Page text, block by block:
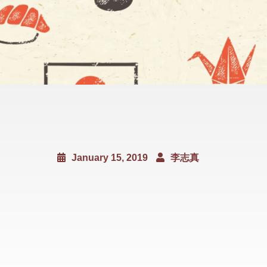
January 15, 2019 李志真